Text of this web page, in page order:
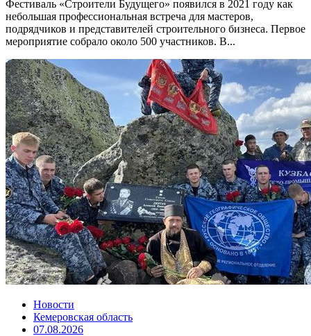
Фестиваль «Строители Будущего» появился в 2021 году как
небольшая профессиональная встреча для мастеров,
подрядчиков и представителей строительного бизнеса. Первое
мероприятие собрало около 500 участников. В...
Новости
Кемеровская область
07.08.2026